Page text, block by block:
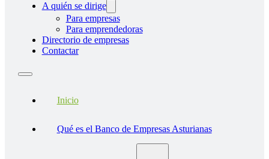
A quién se dirige
Para empresas
Para emprendedoras
Directorio de empresas
Contactar
Inicio
Qué es el Banco de Empresas Asturianas